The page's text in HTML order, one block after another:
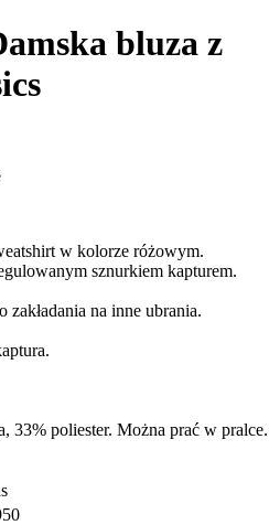
bluza z
w kolorze różowym.
sznurkiem kapturem.
zakładania na inne ubrania.
33% poliester. Można prać w pralce.